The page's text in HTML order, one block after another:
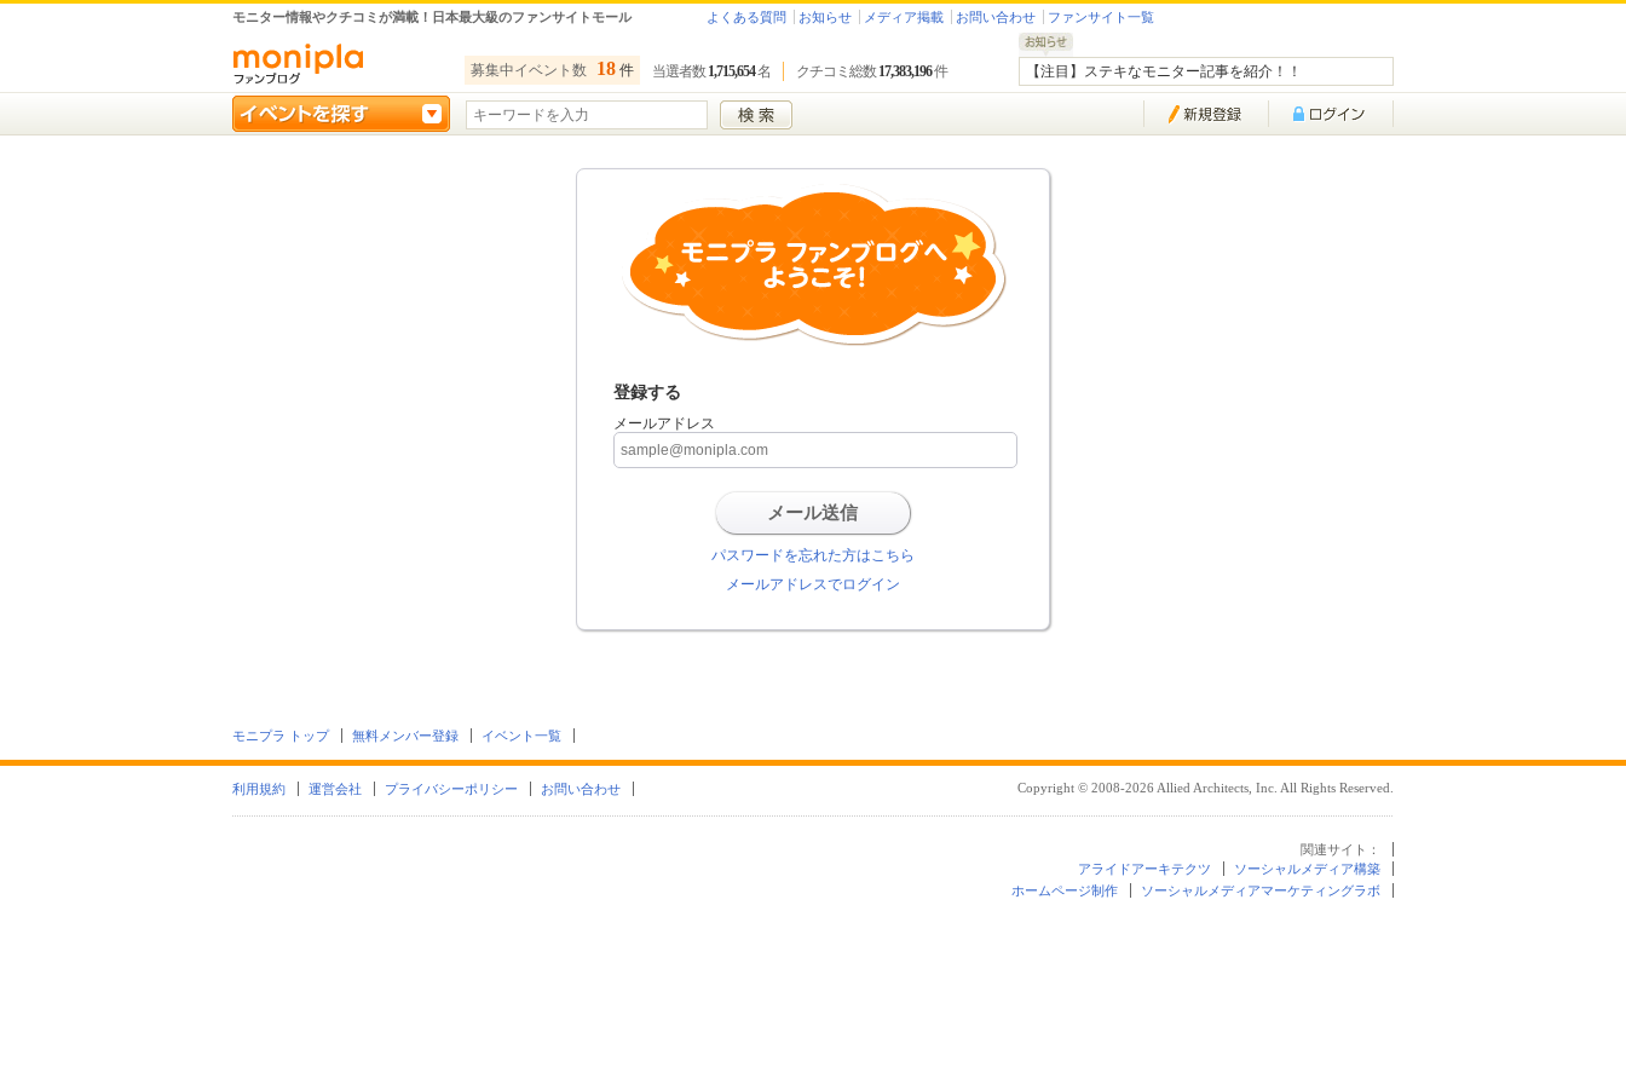
モニター情報やクチコミが満載！日本最大級のファンサイトモール よくある質問 お知らせ メディア掲載 お問い合わせ ファンサイト一覧
【注目】ステキなモニター記事を紹介！！
募集中イベント数 18 件 当選者数 1,715,654名 クチコミ総数 17,383,196件
登録する
メールアドレス
メール送信
パスワードを忘れた方はこちら
メールアドレスでログイン
モニプラ トップ 無料メンバー登録 イベント一覧
利用規約 運営会社 プライバシーポリシー お問い合わせ Copyright © 2008-2026 Allied Architects, Inc. All Rights Reserved.
関連サイト：
アライドアーキテクツ
ソーシャルメディア構築
ホームページ制作
ソーシャルメディアマーケティングラボ